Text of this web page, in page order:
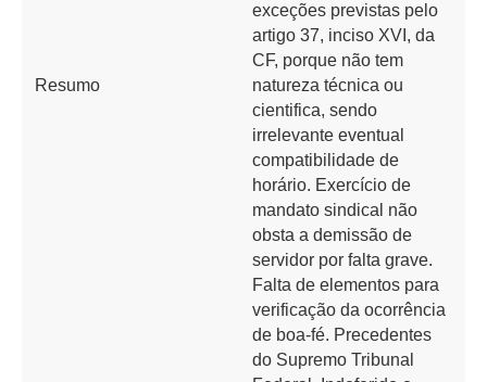
Resumo
exceções previstas pelo
artigo 37, inciso XVI, da
CF, porque não tem
natureza técnica ou
cientifica, sendo
irrelevante eventual
compatibilidade de
horário. Exercício de
mandato sindical não
obsta a demissão de
servidor por falta grave.
Falta de elementos para
verificação da ocorrência
de boa-fé. Precedentes
do Supremo Tribunal